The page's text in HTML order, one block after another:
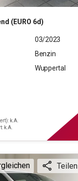
(EURO 6d)
03/2023
Benzin
Wuppertal
k.A.
k.A.
Teilen